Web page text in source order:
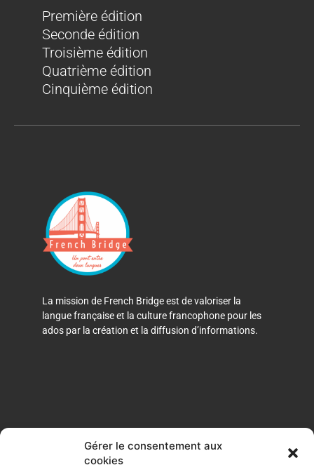
Gérer le consentement aux
cookies
Première édition
Seconde édition
Troisième édition
Quatrième édition
Cinquième édition
La mission de French Bridge est de valoriser la
langue française et la culture francophone pour les
ados par la création et la diffusion d’informations.